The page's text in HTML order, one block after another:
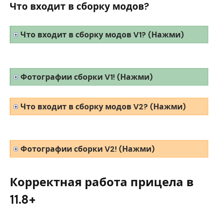
Что входит в сборку модов?
Что входит в сборку модов V1? (Нажми)
Фотографии сборки V1! (Нажми)
Что входит в сборку модов V2? (Нажми)
Фотографии сборки V2! (Нажми)
Корректная работа прицела в
11.8+